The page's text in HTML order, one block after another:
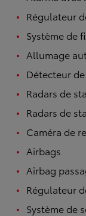
Régulateur
Système de
Allumage
Détecteur
Radars de
Radars de
Caméra de
Airbags
Airbag
Régulateur
Système de